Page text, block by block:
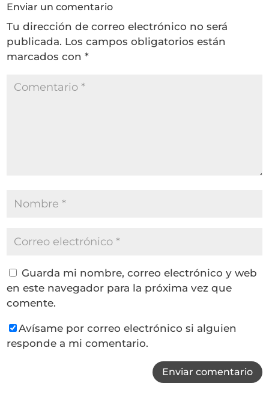
Enviar un comentario
Tu dirección de correo electrónico no será
publicada. Los campos obligatorios están
marcados con*
Guarda mi nombre, correo electrónico y web
en este navegador para la próxima vez que
comente.
Avísame por correo electrónico si alguien
responde a mi comentario.
Enviar comentario